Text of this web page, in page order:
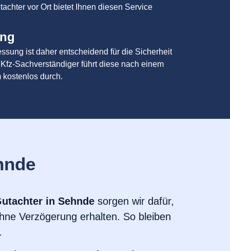
vor Ort bietet Ihnen diesen Service
ist daher entscheidend für die Sicherheit
Sachverständiger führt diese nach einem
durch.
in Sehndesorgen wir dafür,
Verzögerung erhalten. So bleiben